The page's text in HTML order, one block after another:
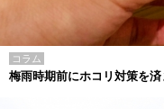
コラム
梅雨時期前にホコリ対策を済